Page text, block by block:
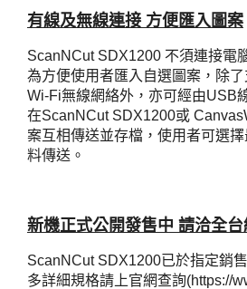
有線及無線連接 方便匯入圖案
ScanNCut SDX1200 不須連接電
為方便使用者匯入自選圖案，除
Wi-Fi無線網絡外，亦可經由USB
在ScanNCut SDX1200或
案互相傳送並存檔，使用者可選
料傳送。
新機正式公開發售中 請洽全
ScanNCut SDX1200已於指定銷
多詳細規格請上官網查詢(https://